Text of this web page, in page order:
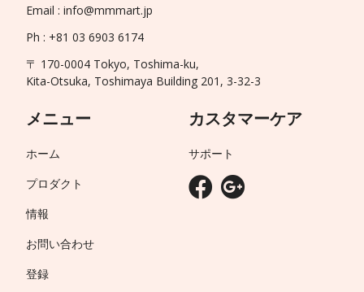
Email : info@mmmart.jp
Ph : +81 03 6903 6174
〒 170-0004 Tokyo, Toshima-ku,
Kita-Otsuka, Toshimaya Building 201, 3-32-3
メニュー
ホーム
プロダクト
情報
お問い合わせ
登録
カスタマーケア
サポート